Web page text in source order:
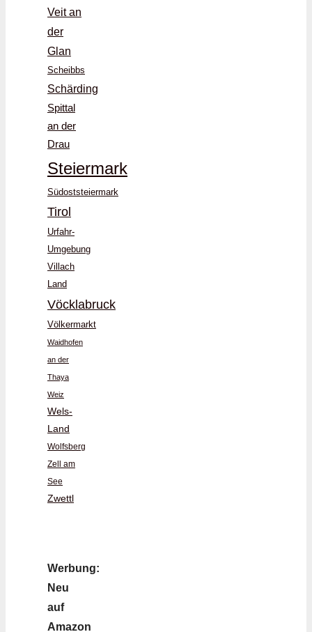
Veit an
der
Glan
Scheibbs
Schärding
Spittal
an der
Drau
Steiermark
Südoststeiermark
Tirol
Urfahr-
Umgebung
Villach
Land
Vöcklabruck
Völkermarkt
Waidhofen
an der
Thaya
Weiz
Wels-
Land
Wolfsberg
Zell am
See
Zwettl
Werbung:
Neu
auf
Amazon